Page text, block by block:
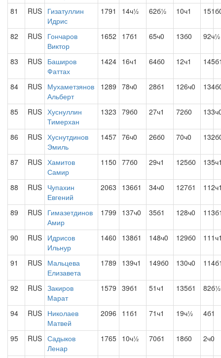
81 RUS Гизатуллин
Идрис
1791 14ч½ 62б½ 10ч1
82 RUS Гончаров
Виктор
1652 17б1 65ч0 13б0 92ч½
83 RUS Баширов
Фаттах
1424 16ч1 64б0 12ч1
84 RUS Мухаметзянов
Альберт
1289 78ч0 28б1 126ч0
85 RUS Хуснуллин
Тимерхан
1323 79б0 27ч1 72б0
86 RUS Хуснутдинов
Эмиль
1457 76ч0 26б0 70ч0
87 RUS Хамитов
Самир
1150 77б0 29ч1 125б0
88 RUS Чупахин
Евгений
2063 136б1 34ч0 127б1
89 RUS Гимазетдинов
Амир
1799 137ч0 35б1 128ч0
90 RUS Идрисов
Ильнур
1460 138б1 148ч0 129б0
91 RUS Мальцева
Елизавета
1789 139ч1 149б0 130ч0
92 RUS Закиров
Марат
1579 39б1 51ч1 135б1 82б½
94 RUS Николаев
Матвей
2096 11б1 71ч1 19ч½ 4б1
95 RUS Садыков
Ленар
1765 10ч½ 70б1 18б0 2ч0